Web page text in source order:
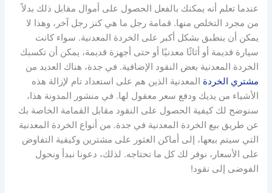
عندما تعلم أنه يمكنك بالفعل الحصول على أموال مقابل ذلك بدلاً
من مجرد التخلص منها. قمامة رجل ما هي كنز رجل آخر، وهذا لا
يمكن أن ينطبق بشكل أكبر على الخردة المعدنية. سواء كانت
سيارة قديمة أو أثاثًا معدنيًا أو حتى أجهزة قديمة، يمكن أن تكسبك
الخردة المعدنية بعض النقود الإضافية. في جدة، هناك العديد من
مشتري الخردة المعدنية الذين هم على استعداد تام لإزالة هذه
الأشياء من يديك ودفع سعر معقول لها. في منشور المدونة هذا،
سنوضح لك كيفية الحصول على النقود مقابل القمامة الخاصة بك
عن طريق بيع الخردة المعدنية في جدة. من أنواع الخردة المعدنية
التي سيتم بيعها، إلى أماكن العثور على مشترين وكيفية التفاوض
على الأسعار، نوفر لك كل ما تحتاجه. لذلك، دعونا نبدأ ونحول
الفوضى إلى نقود!